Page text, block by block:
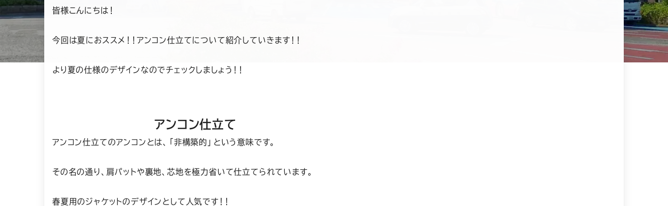
皆様こんにちは！
今回は夏におススメ！！アンコン仕立てについて紹介していきます！！
より夏の仕様のデザインなのでチェックしましょう！！
アンコン仕立て
アンコン仕立てのアンコンとは、「非構築的」という意味です。
その名の通り、肩パットや裏地、芯地を極力省いて仕立てられています。
春夏用のジャケットのデザインとして人気です！！